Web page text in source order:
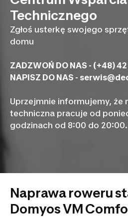
Technicznego
Zgłoś usterkę swojego
domu
ZADZWOŃ DO NAS - (+48)
NAPISZ DO NAS -
Uprzejmnie informujemy, że
techniczna pracuje od
godzinach od 8:00 do 20:00.
Naprawa roweru
Domyos VM